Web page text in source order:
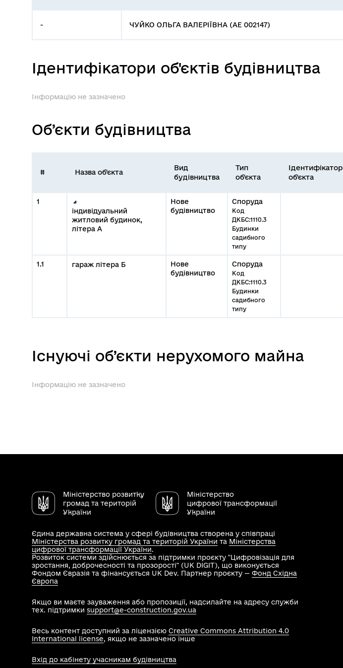
- ЧУЙКО ОЛЬГА ВАЛЕРІЇВНА (АЕ 002147)
Ідентифікатори об'єктів будівництва
Інформацію не зазначено
Об’єкти будівництва
# Назва об'єкта
Вид
будівництва
Тип
об'єкта
Ідентифікатор
об'єкта
1
індивідуальний
житловий будинок,
літера А
Нове
будівництво
Споруда
Код
ДКБС:1110.3
Будинки
садибного
типу
1.1 гараж літера Б
Нове
будівництво
Споруда
Код
ДКБС:1110.3
Будинки
садибного
типу
Існуючі об’єкти нерухомого майна
Інформацію не зазначено
Міністерство розвитку
громад та територій
України
Міністерство
цифрової трансформації
України
Єдина державна система у сфері будівництва створена у співпраці
Міністерства розвитку громад та територій України та Міністерства
цифрової трансформації України.
Розвиток системи здійснюється за підтримки проєкту "Цифровізація для
зростання, доброчесності та прозорості" (UK DIGIT), що виконується
Фондом Євразія та фінансується UK Dev. Партнер проєкту — Фонд Східна
Європа
Якщо ви маєте зауваження або пропозиції, надсилайте на адресу служби
тех. підтримки support@e-construction.gov.ua
Весь контент доступний за ліцензією Creative Commons Attribution 4.0
International license, якщо не зазначено інше
Вхід до кабінету учасникам будівництва